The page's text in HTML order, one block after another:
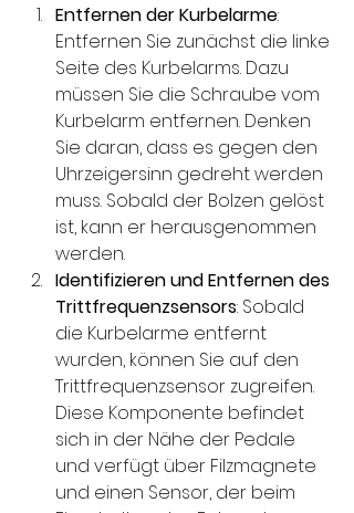
Entfernen der Kurbelarme:
Entfernen Sie zunächst die linke
Seite des Kurbelarms. Dazu
müssen Sie die Schraube vom
Kurbelarm entfernen. Denken
Sie daran, dass es gegen den
Uhrzeigersinn gedreht werden
muss. Sobald der Bolzen gelöst
ist, kann er herausgenommen
werden.
Identifizieren und Entfernen des
Trittfrequenzsensors: Sobald
die Kurbelarme entfernt
wurden, können Sie auf den
Trittfrequenzsensor zugreifen.
Diese Komponente befindet
sich in der Nähe der Pedale
und verfügt über Filzmagnete
und einen Sensor, der beim